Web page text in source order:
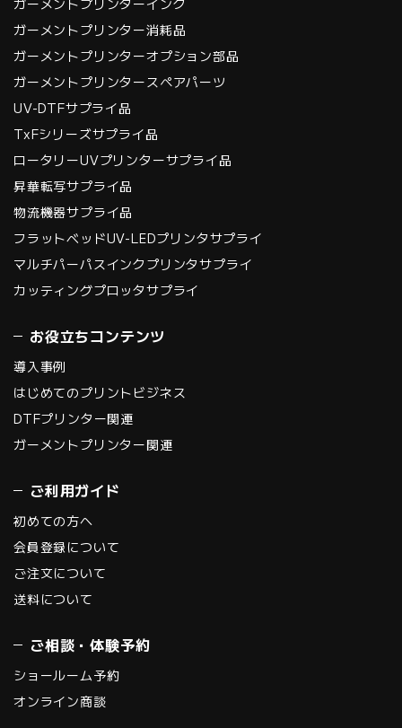
ガーメントプリンター消耗品
ガーメントプリンターオプション部品
ガーメントプリンタースペアパーツ
UV-DTFサプライ品
TxFシリーズサプライ品
ロータリーUVプリンターサプライ品
昇華転写サプライ品
物流機器サプライ品
フラットベッドUV-LEDプリンタサプライ
マルチパーパスインクプリンタサプライ
カッティングプロッタサプライ
お役立ちコンテンツ
導入事例
はじめてのプリントビジネス
DTFプリンター関連
ガーメントプリンター関連
ご利用ガイド
初めての方へ
会員登録について
ご注文について
送料について
ご相談・体験予約
ショールーム予約
オンライン商談